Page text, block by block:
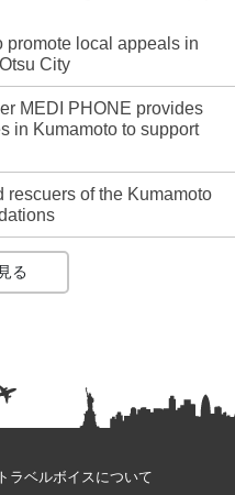
promote local appeals in
City
MEDI PHONE provides
in Kumamoto to support
of the Kumamoto
る
トラベルボイスについて